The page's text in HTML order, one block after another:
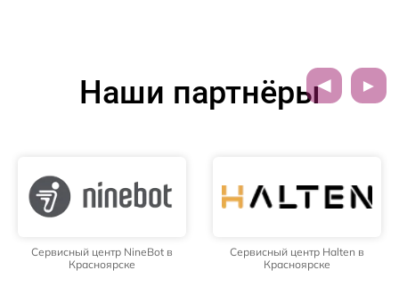
Наши партнёры
Сервисный центр NineBot в
Красноярске
Сервисный центр Halten в
Красноярске